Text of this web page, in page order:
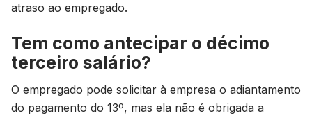
atraso ao empregado.
Tem como antecipar o décimo
terceiro salário?
O empregado pode solicitar à empresa o adiantamento
do pagamento do 13º, mas ela não é obrigada a